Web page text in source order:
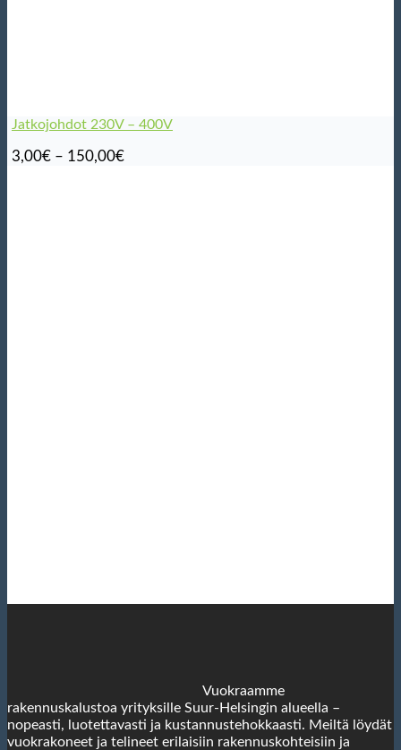
Jatkojohdot 230V – 400V
3,00€ – 150,00€Hintaluokka:
Vuokraamme
rakennuskalustoa yrityksille Suur-Helsingin alueella –
nopeasti, luotettavasti ja kustannustehokkaasti. Meiltä löydät
vuokrakoneet ja telineet erilaisiin rakennuskohteisiin ja